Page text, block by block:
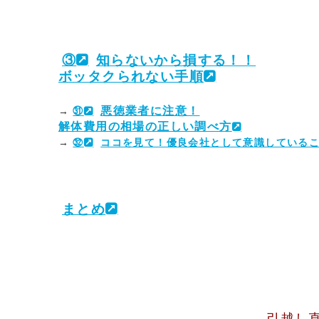
③
知らないから損する！！
ボッタクられない手順
→ ㉛
悪徳業者に注意！
解体費用の相場の正しい調べ方
→ ㉜ ココを見て！優良会社として意識している
まとめ